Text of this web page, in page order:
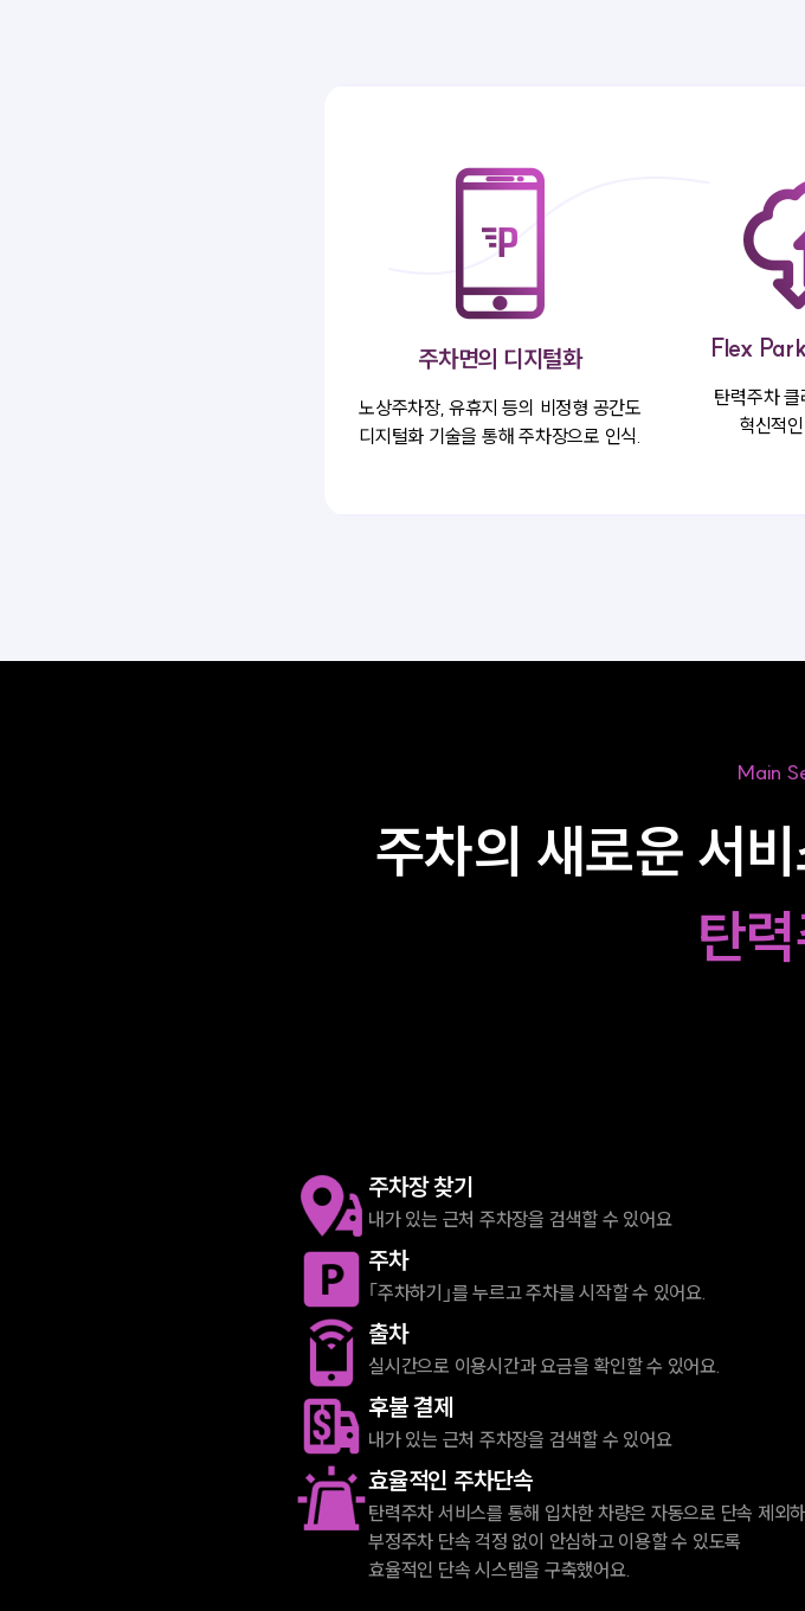
주차면의 디지털화
노상주차장, 유휴지 등의 비정형 공간도
디지털화 기술을 통해 주차장으로 인식.
Flex
탄력주차
혁신적
Main
주차의 새로운 서
탄
주차장 찾기
내가 있는 근처 주차장을 검색할 수 있어요
주차
｢주차하기｣를 누르고 주차를 시작할 수 있어요.
출차
실시간으로 이용시간과 요금을 확인할 수 있어요.
후불 결제
내가 있는 근처 주차장을 검색할 수 있어요
효율적인 주차단속
탄력주차 서비스를 통해 입차한 차량은 자동으로 단속 제외
부정주차 단속 걱정 없이 안심하고 이용할 수 있도록
효율적인 단속 시스템을 구축했어요.